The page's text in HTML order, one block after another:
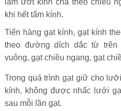
khi hết tấm kính.
Tiến hàng gạt kính, gạt kính
theo đường dích dắc từ trên
vuông, gạt chiều ngang, gạt
Trong quá trình gạt giữ cho
kính, không được nhấc lưới
sau mỗi lần gạt.